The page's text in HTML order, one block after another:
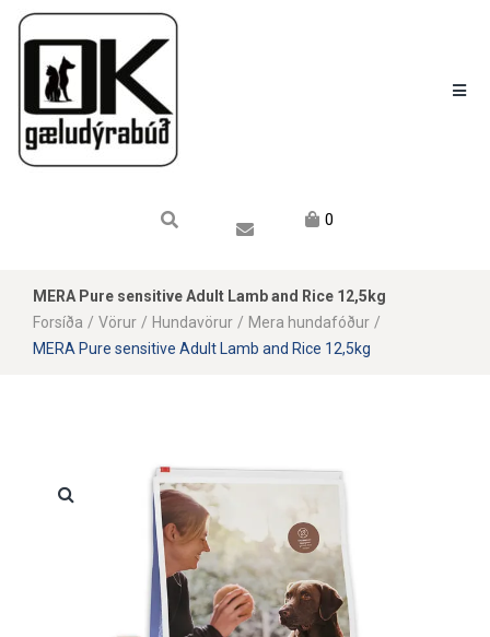
0
MERA Pure sensitive Adult Lamb and Rice 12,5kg
Forsíða / Vörur / Hundavörur / Mera hundafóður /
MERA Pure sensitive Adult Lamb and Rice 12,5kg